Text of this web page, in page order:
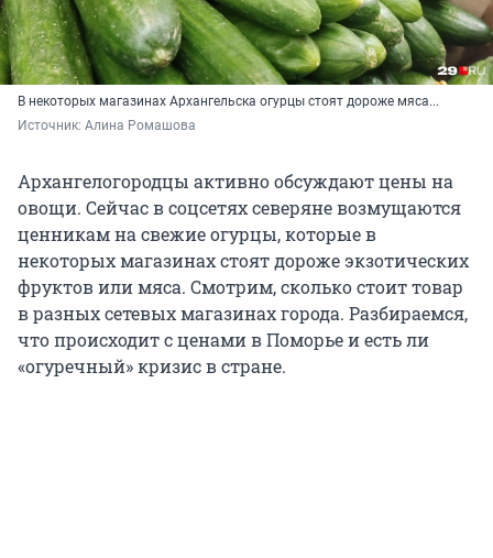
В некоторых магазинах Архангельска огурцы стоят дороже мяса...
Источник: Алина Ромашова
Архангелогородцы активно обсуждают цены на
овощи. Сейчас в соцсетях северяне возмущаются
ценникам на свежие огурцы, которые в
некоторых магазинах стоят дороже экзотических
фруктов или мяса. Смотрим, сколько стоит товар
в разных сетевых магазинах города. Разбираемся,
что происходит с ценами в Поморье и есть ли
«огуречный» кризис в стране.